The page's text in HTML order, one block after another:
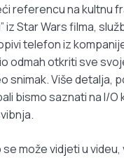
referencu na kultnu
iz Star Wars filma,
telefon iz
odmah otkriti sve
snimak. Više detalja,
bismo saznati na I/O
može vidjeti u videu,